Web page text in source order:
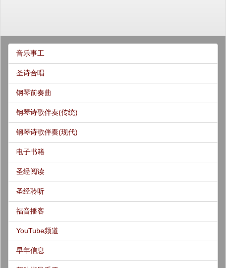
音乐事工
圣诗合唱
钢琴前奏曲
钢琴诗歌伴奏(传统)
钢琴诗歌伴奏(现代)
电子书籍
圣经阅读
圣经聆听
福音播客
YouTube频道
早年信息